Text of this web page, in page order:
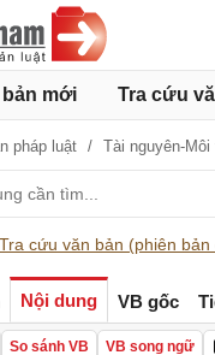
mới Tra cứu
pháp luật Tài nguyên-
cứu văn bản (phiên bản
Nội dung VB gốc
So sánh VB VB song ngữ